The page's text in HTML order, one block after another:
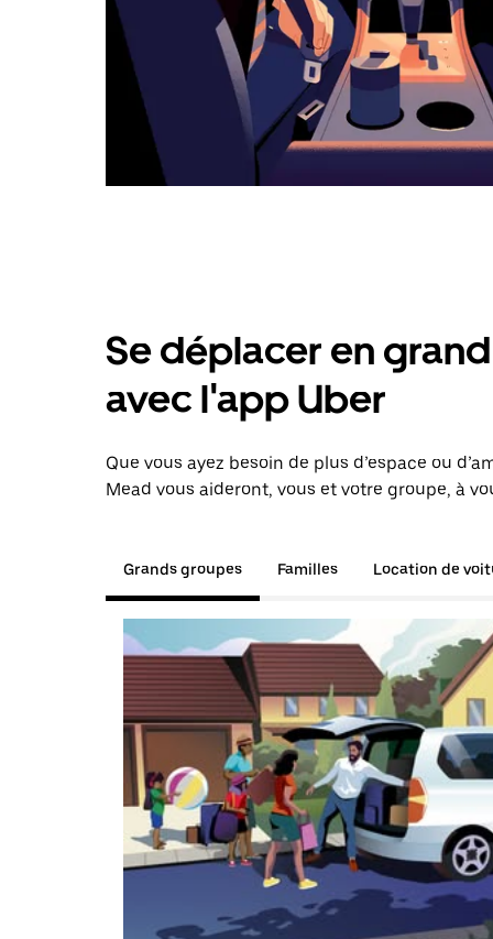
Se déplacer en
avec l'app Uber
Que vous ayez besoin de plus d’espace ou
Mead vous aideront, vous et votre groupe, à
Grands groupes Familles Location de